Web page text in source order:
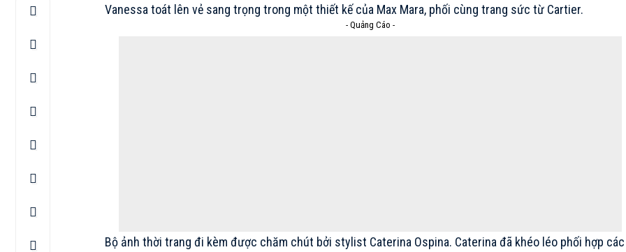
Vanessa toát lên vẻ sang trọng trong một thiết kế của Max Mara, phối cùng trang sức từ Cartier.
- Quảng Cáo -
Bộ ảnh thời trang đi kèm được chăm chút bởi stylist Caterina Ospina. Caterina đã khéo léo phối hợp các